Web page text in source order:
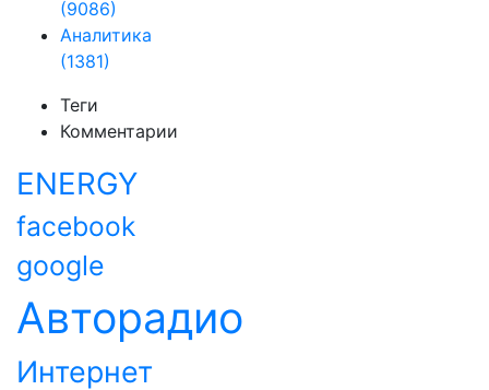
(9086)
Аналитика
(1381)
Теги
Комментарии
ENERGY
facebook
google
Авторадио
Интернет